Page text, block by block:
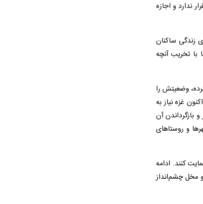
ندارد و اجازه
زندگی ساکنان
با تخریب آنچه
وضعیتش را
غزه نیاز به
بازگرداندن آن
و روستاهای
کنند. ادامه
مخل چشم‌انداز